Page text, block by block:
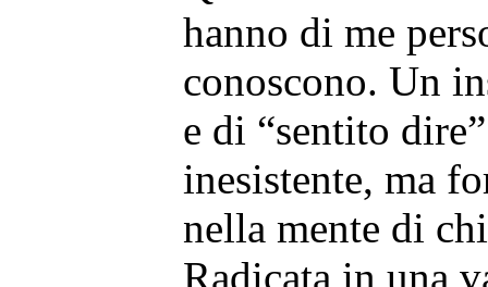
hanno di me
conoscono. Un
e di “sentito
inesistente, ma
nella mente di
Radicata in una